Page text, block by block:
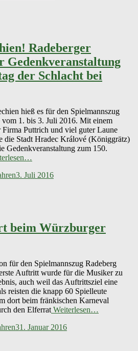
Radeberger
Gedenkveranstaltung
der Schlacht bei
hieß es für den Spielmannszug
vom 1. bis 3. Juli 2016. Mit einem
Firma Puttrich und viel guter Laune
die Stadt Hradec Králové (Königgrätz)
Gedenkveranstaltung zum 150.
3. Juli 2016
beim Würzburger
für den Spielmannszug Radeberg
Auftritt wurde für die Musiker zu
auch weil das Auftrittsziel eine
reisten die knapp 60 Spielleute
dort beim fränkischen Karneval
den Elferrat Weiterlesen…
31. Januar 2016